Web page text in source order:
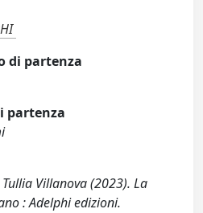
di partenza
partenza
Villanova (2023). La
: Adelphi edizioni.